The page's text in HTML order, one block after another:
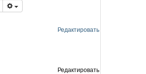
Редактировать
Редактировать